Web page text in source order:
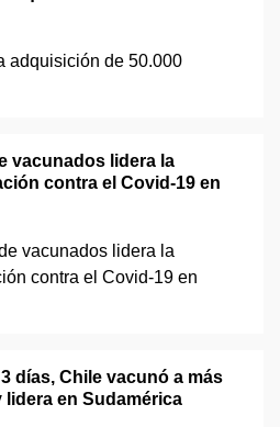
vacunados lidera la
contra el Covid-19 en
días, Chile vacunó a más
lidera en Sudamérica